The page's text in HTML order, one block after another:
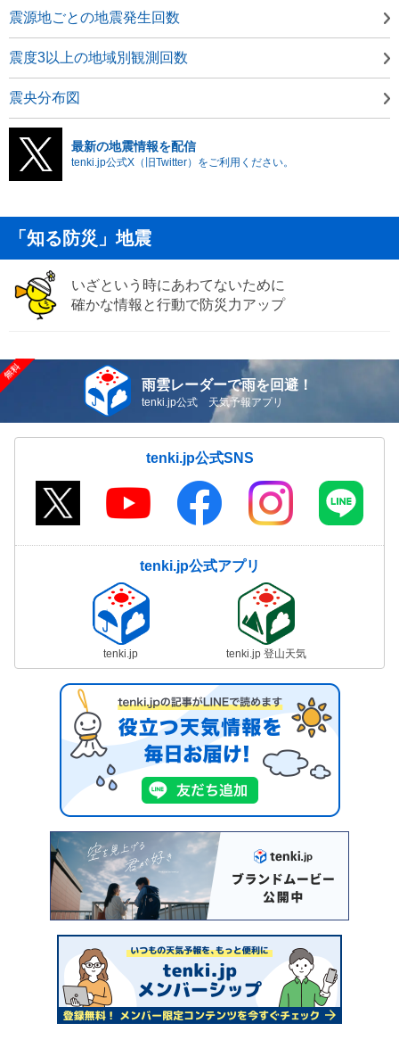
震源地ごとの地震発生回数
震度3以上の地域別観測回数
震央分布図
最新の地震情報を配信
tenki.jp公式X（旧Twitter）をご利用ください。
「知る防災」地震
いざという時にあわてないために
確かな情報と行動で防災力アップ
雨雲レーダーで雨を回避！
tenki.jp公式 天気予報アプリ
tenki.jp公式SNS
tenki.jp公式アプリ
tenki.jp tenki.jp 登山天気